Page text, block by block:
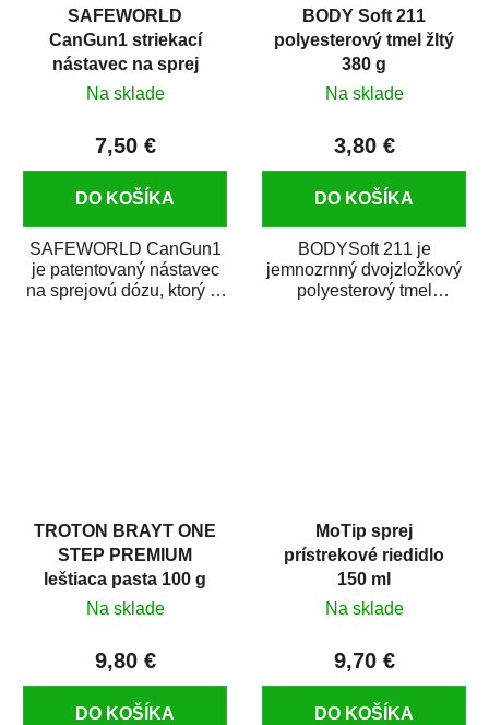
SAFEWORLD
CanGun1 striekací
nástavec na sprej
Na sklade
7,50 €
DO KOŠÍKA
SAFEWORLD CanGun1
je patentovaný nástavec
na sprejovú dózu, ktorý ju
BODY Soft 211
polyesterový tmel žltý
380 g
Na sklade
3,80 €
DO KOŠÍKA
BODYSoft 211 je
jemnozrnný dvojzložkový
polyesterový tmel
TROTON BRAYT ONE
STEP PREMIUM
leštiaca pasta 100 g
Na sklade
9,80 €
DO KOŠÍKA
MoTip sprej
prístrekové riedidlo
150 ml
Na sklade
9,70 €
DO KOŠÍKA